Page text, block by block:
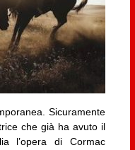
Sicuramente
che già ha avuto il
l’opera di Cormac